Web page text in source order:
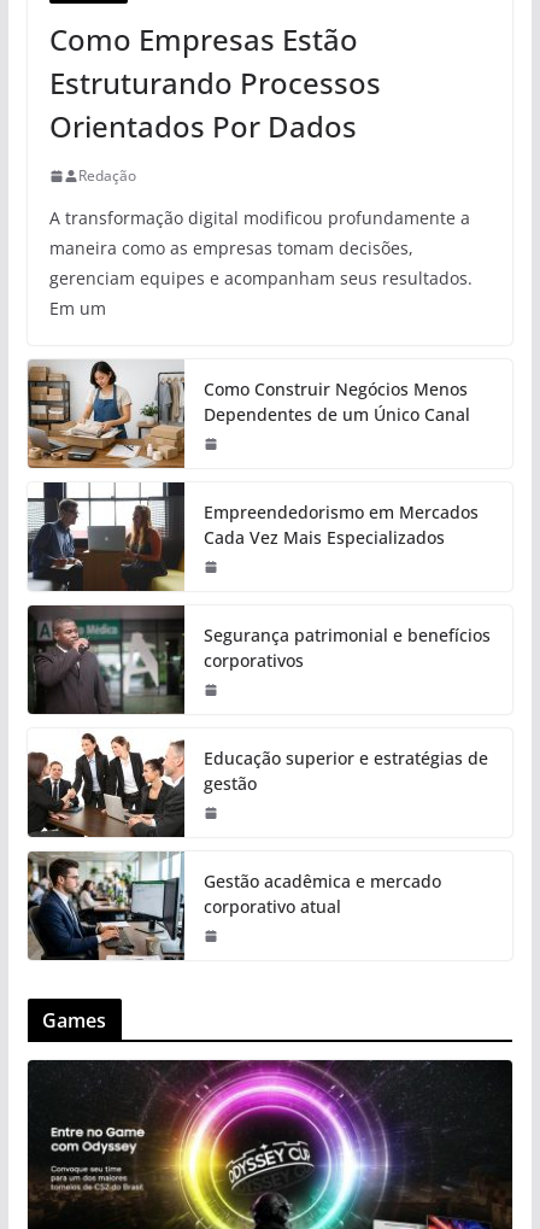
Como Empresas Estão
Estruturando Processos
Orientados Por Dados
Redação
A transformação digital modificou profundamente a
maneira como as empresas tomam decisões,
gerenciam equipes e acompanham seus resultados.
Em um
Como Construir Negócios Menos
Dependentes de um Único Canal
Empreendedorismo em Mercados
Cada Vez Mais Especializados
Segurança patrimonial e benefícios
corporativos
Educação superior e estratégias de
gestão
Gestão acadêmica e mercado
corporativo atual
Games